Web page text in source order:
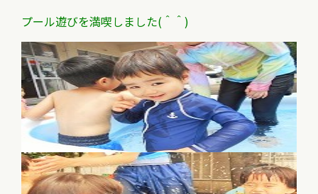
プール遊びを満喫しました(＾＾)